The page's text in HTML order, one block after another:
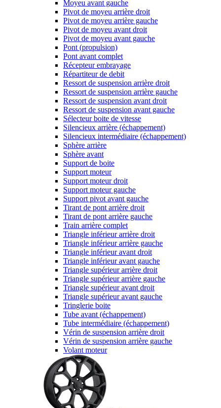
Moyeu avant gauche
Pivot de moyeu arrière droit
Pivot de moyeu arrière gauche
Pivot de moyeu avant droit
Pivot de moyeu avant gauche
Pont (propulsion)
Pont avant complet
Récepteur embrayage
Répartiteur de debit
Ressort de suspension arrière droit
Ressort de suspension arrière gauche
Ressort de suspension avant droit
Ressort de suspension avant gauche
Sélecteur boite de vitesse
Silencieux arrière (échappement)
Silencieux intermédiaire (échappement)
Sphère arrière
Sphère avant
Support de boite
Support moteur
Support moteur droit
Support moteur gauche
Support pivot avant gauche
Tirant de pont arrière droit
Tirant de pont arrière gauche
Train arrière complet
Triangle inférieur arrière droit
Triangle inférieur arrière gauche
Triangle inférieur avant droit
Triangle inférieur avant gauche
Triangle supérieur arrière droit
Triangle supérieur arrière gauche
Triangle supérieur avant droit
Triangle supérieur avant gauche
Tringlerie boite
Tube avant (échappement)
Tube intermédiaire (échappement)
Vérin de suspension arrière droit
Vérin de suspension arrière gauche
Volant moteur